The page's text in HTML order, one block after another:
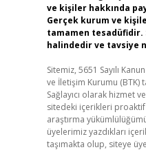
ve kişiler hakkında
Gerçek kurum ve
tamamen
halindedir ve tavsiye
Sitemiz, 5651 Sayılı
ve İletişim Kurumu (BTK)
Sağlayıcı olarak hizmet
sitedeki içerikleri
araştırma
üyelerimiz yazdıkları
taşımakta olup, siteye